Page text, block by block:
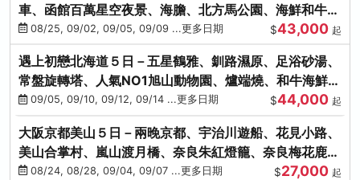
車、函館百萬星空夜景、海膽、北方馬公園、海鮮和牛螃
蟹吃到飽
08/25, 09/02, 09/05, 09/09 ...更多日期 $43,000 起
遇上初戀北海道５日－五星鶴雅、釧路濕原、足浴砂湯、
常盤旋轉塔、人氣NO1旭山動物園、爐端燒、和牛海鮮螃
蟹吃到飽
09/05, 09/10, 09/12, 09/14 ...更多日期 $44,000 起
大阪京都美山５日－兩晚京都、宇治川遊船、花見小路、
美山合掌村、嵐山渡月橋、奈良朱紅燈籠、奈良梅花鹿、
流水瀑布電扶梯
08/24, 08/28, 09/04, 09/07 ...更多日期 $27,000 起